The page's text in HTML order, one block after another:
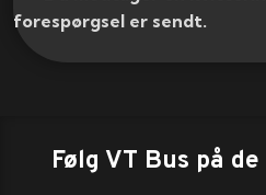
forespørgsel er sendt.​
Følg VT Bus på